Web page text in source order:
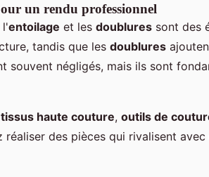
un rendu professionnel
l'entoilage et les doublures sont des
tandis que les doublures
souvent négligés, mais ils sont
tissus haute couture, outils de
réaliser des pièces qui rivalisent